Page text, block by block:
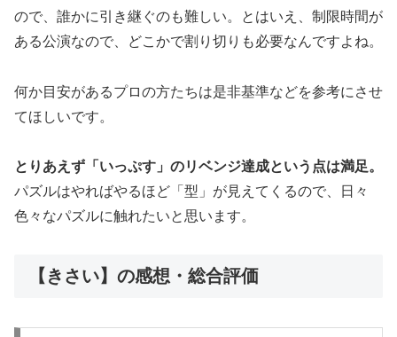
ので、誰かに引き継ぐのも難しい。とはいえ、制限時間が
ある公演なので、どこかで割り切りも必要なんですよね。
何か目安があるプロの方たちは是非基準などを参考にさせ
てほしいです。
とりあえず「いっぷす」のリベンジ達成という点は満足。
パズルはやればやるほど「型」が見えてくるので、日々
色々なパズルに触れたいと思います。
【きさい】の感想・総合評価